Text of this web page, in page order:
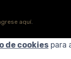
aquí.
de cookies para